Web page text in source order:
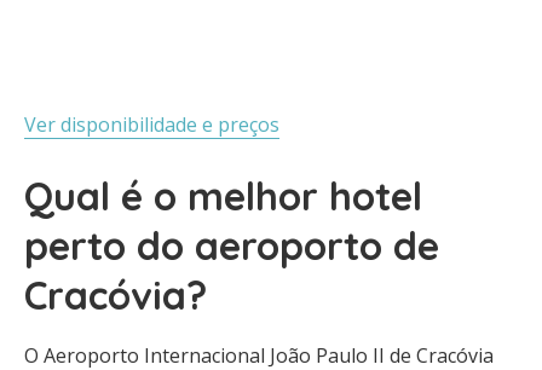
Ver disponibilidade e preços
Qual é o melhor hotel
perto do aeroporto de
Cracóvia?
O Aeroporto Internacional João Paulo II de Cracóvia